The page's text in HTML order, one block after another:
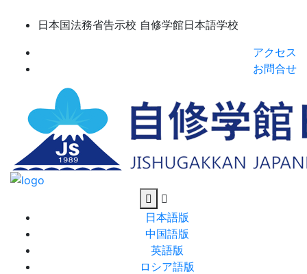
日本国法務省告示校 自修学館日本語学校
アクセス
お問合せ
日本語版
中国語版
英語版
ロシア語版